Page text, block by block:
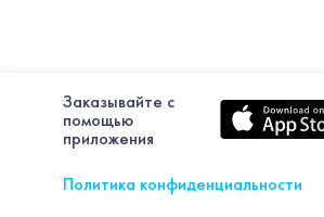
Заказывайте с
помощью
приложения
Политика конфиденциальности